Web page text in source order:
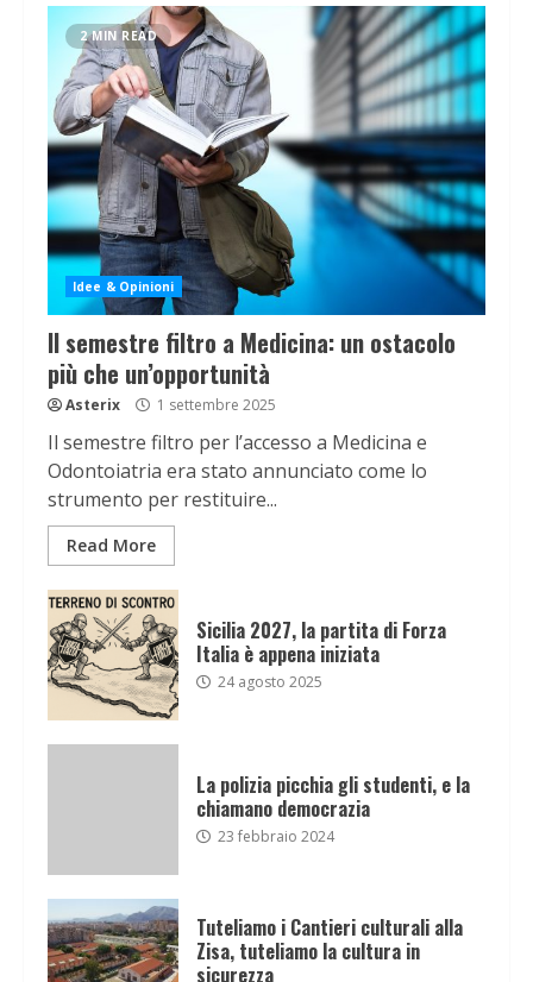
2 MIN READ
Idee & Opinioni
Il semestre filtro a Medicina: un ostacolo
più che un’opportunità
Asterix 1 settembre 2025
Il semestre filtro per l’accesso a Medicina e
Odontoiatria era stato annunciato come lo
strumento per restituire...
Read More
Sicilia 2027, la partita di Forza
Italia è appena iniziata
24 agosto 2025
La polizia picchia gli studenti, e la
chiamano democrazia
23 febbraio 2024
Tuteliamo i Cantieri culturali alla
Zisa, tuteliamo la cultura in
sicurezza